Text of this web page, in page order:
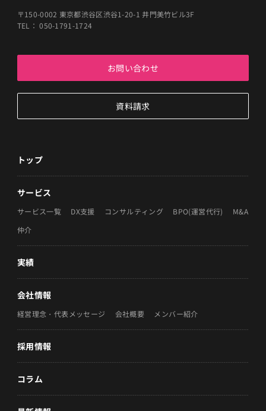
〒150-0002 東京都渋谷区渋谷1-20-1 井門美竹ビル3F
TEL： 050-1791-1724
お問い合わせ
資料請求
トップ
サービス
サービス一覧 DX支援 コンサルティング BPO(運営代行)
M&A
仲介
実績
会社情報
経営理念・代表メッセージ 会社概要 メンバー紹介
採用情報
コラム